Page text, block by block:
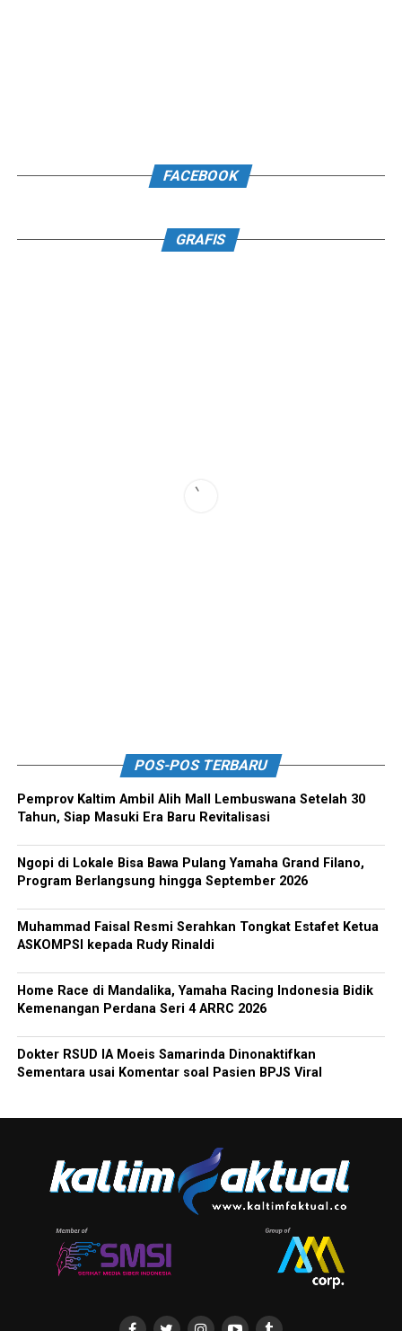
FACEBOOK
GRAFIS
POS-POS TERBARU
Pemprov Kaltim Ambil Alih Mall Lembuswana Setelah 30
Tahun, Siap Masuki Era Baru Revitalisasi
Ngopi di Lokale Bisa Bawa Pulang Yamaha Grand Filano,
Program Berlangsung hingga September 2026
Muhammad Faisal Resmi Serahkan Tongkat Estafet Ketua
ASKOMPSI kepada Rudy Rinaldi
Home Race di Mandalika, Yamaha Racing Indonesia Bidik
Kemenangan Perdana Seri 4 ARRC 2026
Dokter RSUD IA Moeis Samarinda Dinonaktifkan
Sementara usai Komentar soal Pasien BPJS Viral